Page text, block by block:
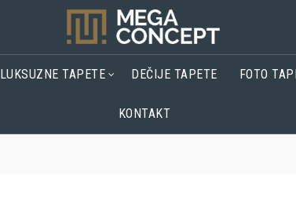
LUKSUZNE TAPETE DEČIJE TAPETE FOTO
KONTAKT